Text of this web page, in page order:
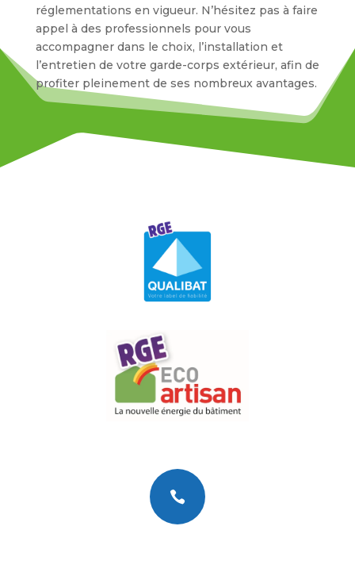
réglementations en vigueur. N’hésitez pas à faire
appel à des professionnels pour vous
accompagner dans le choix, l’installation et
l’entretien de votre garde-corps extérieur, afin de
profiter pleinement de ses nombreux avantages.
